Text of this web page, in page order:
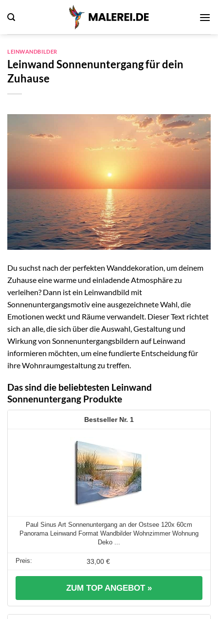
Inhalt
LEINWANDBILDER
Leinwand Sonnenuntergang für dein
Zuhause
Du suchst nach der perfekten Wanddekoration, um deinem
Zuhause eine warme und einladende Atmosphäre zu
verleihen? Dann ist ein Leinwandbild mit
Sonnenuntergangsmotiv eine ausgezeichnete Wahl, die
Emotionen weckt und Räume verwandelt. Dieser Text richtet
sich an alle, die sich über die Auswahl, Gestaltung und
Wirkung von Sonnenuntergangsbildern auf Leinwand
informieren möchten, um eine fundierte Entscheidung für
ihre Wohnraumgestaltung zu treffen.
Das sind die beliebtesten Leinwand
Sonnenuntergang Produkte
1
Paul Sinus Art Sonnenuntergang an der Ostsee 120x 60cm
Panorama Leinwand Format Wandbilder Wohnzimmer Wohnung
Deko ...
33,00 €
ZUM TOP ANGEBOT »